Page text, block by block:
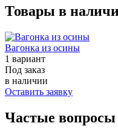
Товары в
Вагонка из осины
1 вариант
Под заказ
в наличии
Оставить заявку
Частые вопросы